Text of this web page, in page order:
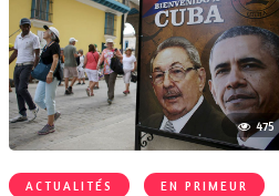
475
ACTUALITÉS EN PRIMEUR